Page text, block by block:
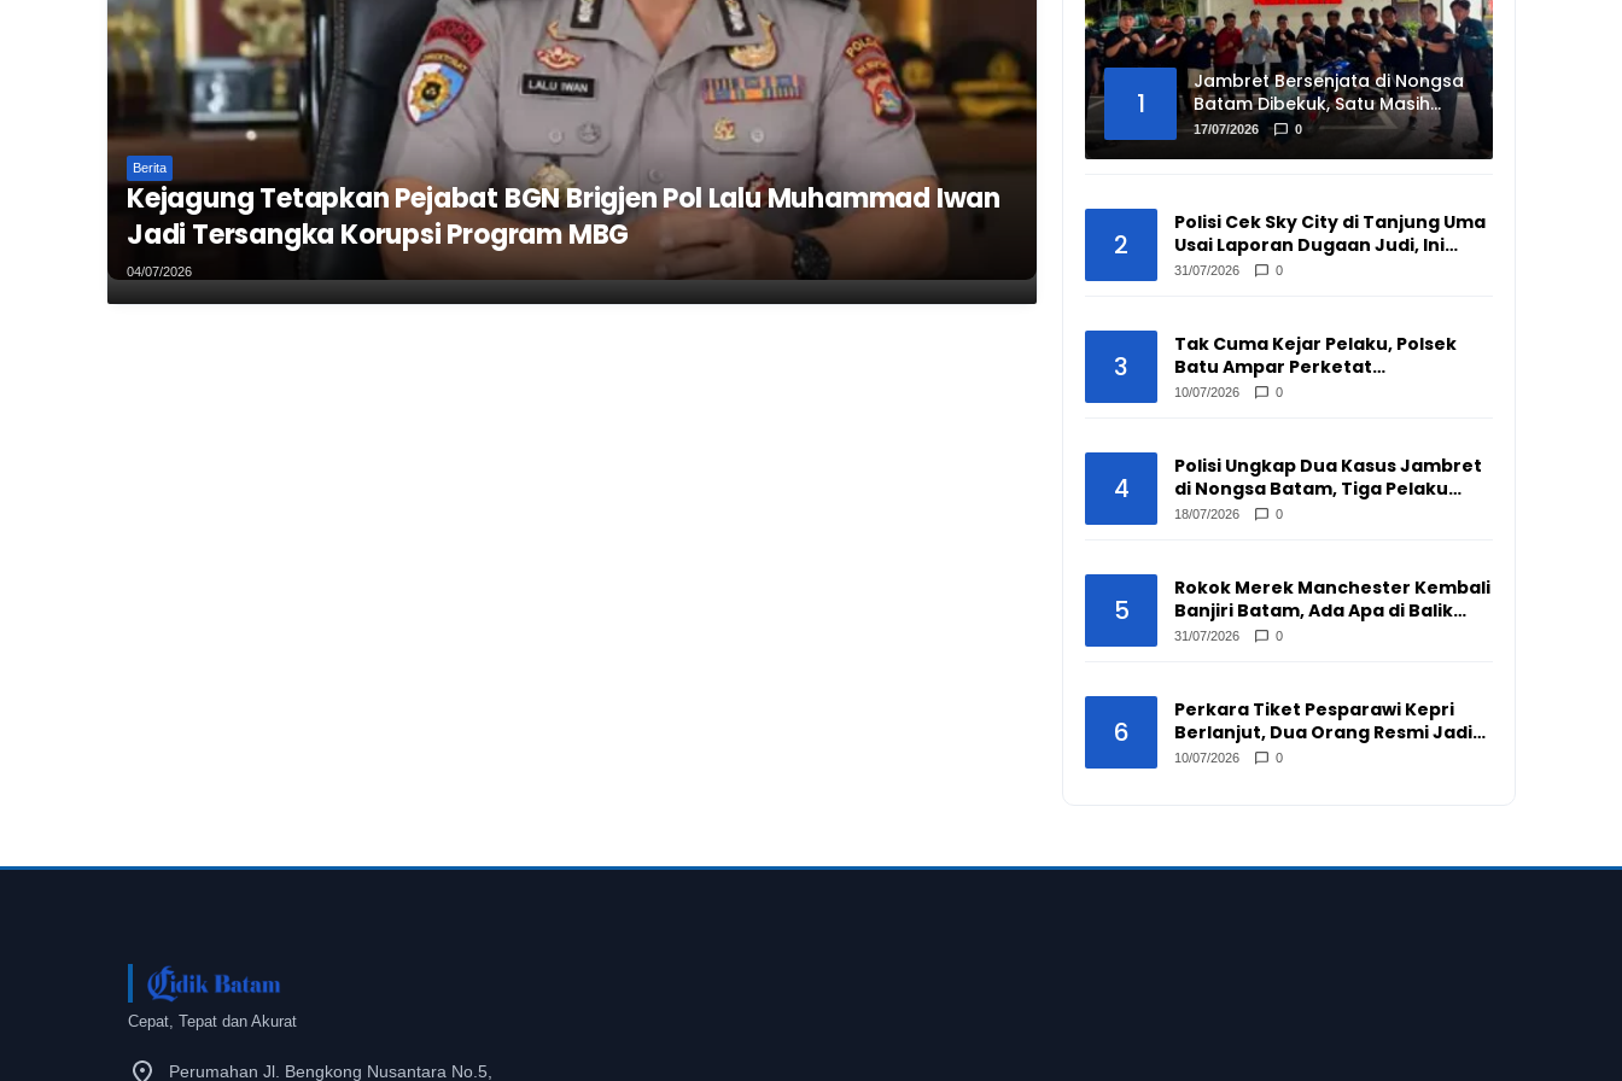
Berita
Kejagung Tetapkan Pejabat BGN Brigjen Pol Lalu Muhammad Iwan
Jadi Tersangka Korupsi Program MBG
04/07/2026
1
Jambret Bersenjata di Nongsa
Batam Dibekuk, Satu Masih
Buron
17/07/2026 0
2
Polisi Cek Sky City di Tanjung Uma
Usai Laporan Dugaan Judi, Ini
Hasilnya
31/07/2026 0
3
Tak Cuma Kejar Pelaku, Polsek
Batu Ampar Perketat
Pengawasan Pengepul Barang
10/07/2026 0
4
Polisi Ungkap Dua Kasus Jambret
di Nongsa Batam, Tiga Pelaku
Disikat
18/07/2026 0
5
Rokok Merek Manchester Kembali
Banjiri Batam, Ada Apa di Balik
Peredarannya?
31/07/2026 0
6
Perkara Tiket Pesparawi Kepri
Berlanjut, Dua Orang Resmi Jadi
Tersangka
10/07/2026 0
Cepat, Tepat dan Akurat
Perumahan Jl. Bengkong Nusantara No.5,